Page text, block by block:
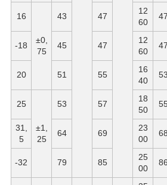
16
±0,
75
43 47
12
60
47
-18 45 47
12
60
47
20 51 55
16
40
53
25
±1,
25
53 57
18
50
31,
5
64 69
23
00
68
-32 79 85
25
00
86